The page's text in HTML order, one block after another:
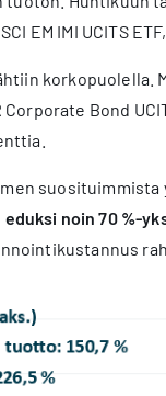
EM IMI UCITS
Bond
noin 70 %-